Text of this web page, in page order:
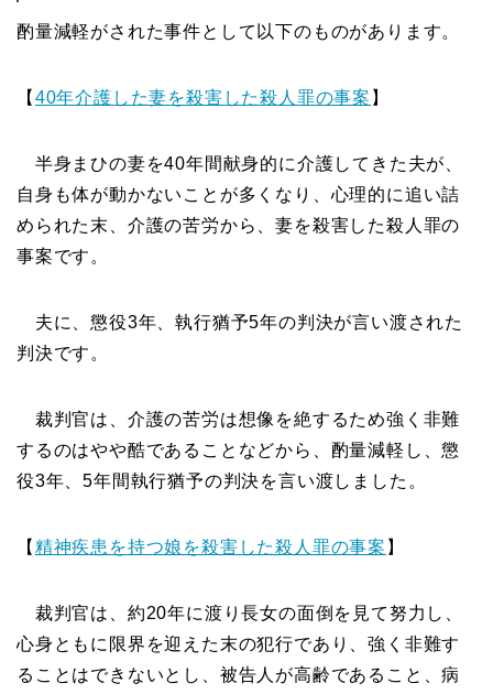
酌量減軽がされた事件として以下のものがあります。
【 40年介護した妻を殺害した殺人罪の事案 】
半身まひの妻を40年間献身的に介護してきた夫が、
自身も体が動かないことが多くなり、心理的に追い詰
められた末、介護の苦労から、妻を殺害した殺人罪の
事案です。
夫に、懲役3年、執行猶予5年の判決が言い渡された
判決です。
裁判官は、介護の苦労は想像を絶するため強く非難
するのはやや酷であることなどから、酌量減軽し、懲
役3年、5年間執行猶予の判決を言い渡しました。
【 精神疾患を持つ娘を殺害した殺人罪の事案 】
裁判官は、約20年に渡り長女の面倒を見て努力し、
心身ともに限界を迎えた末の犯行であり、強く非難す
ることはできないとし、被告人が高齢であること、病